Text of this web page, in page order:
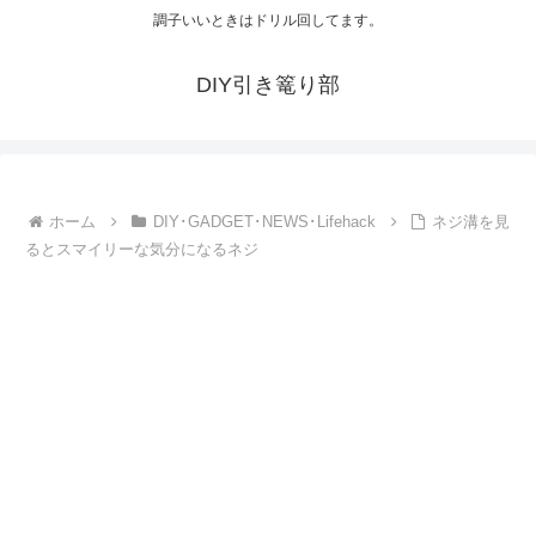
調子いいときはドリル回してます。
DIY引き篭り部
ホーム DIY･GADGET･NEWS･Lifehack
ネジ溝を見
るとスマイリーな気分になるネジ